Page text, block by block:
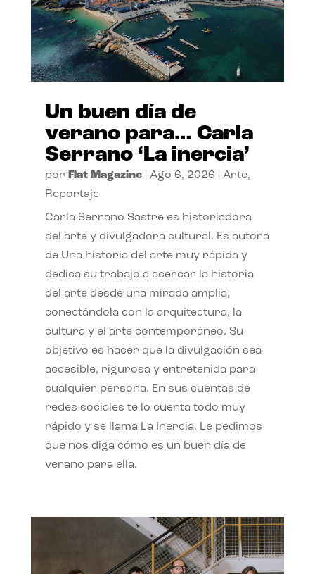
Un buen día de
verano para… Carla
Serrano ‘La inercia’
por Flat Magazine| Ago 6, 2026 Arte,
Reportaje
Carla Serrano Sastre es historiadora
del arte y divulgadora cultural. Es autora
de Una historia del arte muy rápida y
dedica su trabajo a acercar la historia
del arte desde una mirada amplia,
conectándola con la arquitectura, la
cultura y el arte contemporáneo. Su
objetivo es hacer que la divulgación sea
accesible, rigurosa y entretenida para
cualquier persona. En sus cuentas de
redes sociales te lo cuenta todo muy
rápido y se llama La Inercia. Le pedimos
que nos diga cómo es un buen día de
verano para ella.